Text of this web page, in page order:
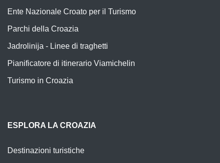
Ente Nazionale Croato per il Turismo
Parchi della Croazia
Jadrolinija - Linee di traghetti
Pianificatore di itinerario Viamichelin
Turismo in Croazia
ESPLORA LA CROAZIA
Destinazioni turistiche